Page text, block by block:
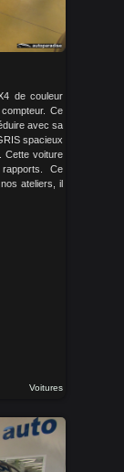
de couleur
Ce
avec sa
spacieux
Cette voiture
Ce
ateliers, il
Voitures